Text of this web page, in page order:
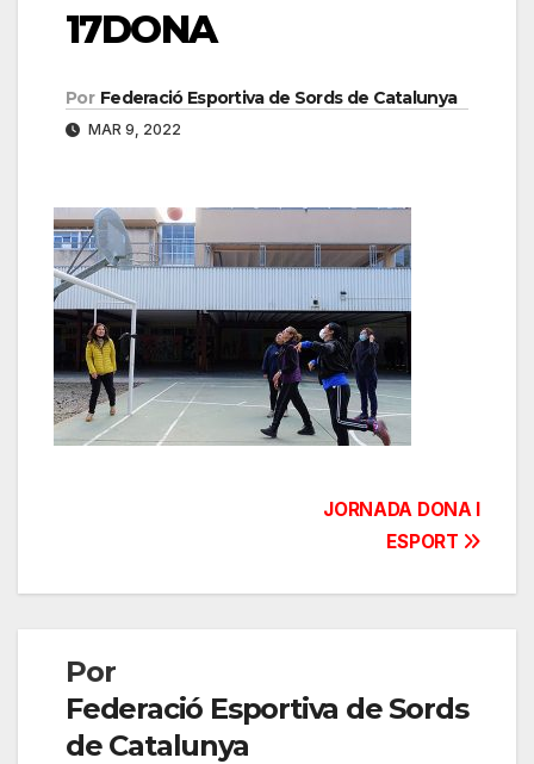
17DONA
Por Federació Esportiva de Sords de Catalunya
MAR 9, 2022
JORNADA DONA I
ESPORT
Por
Federació Esportiva de Sords
de Catalunya